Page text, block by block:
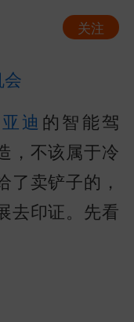
关注
迪 的智能驾
，不该属于冷
了卖铲子的，
去印证。先看